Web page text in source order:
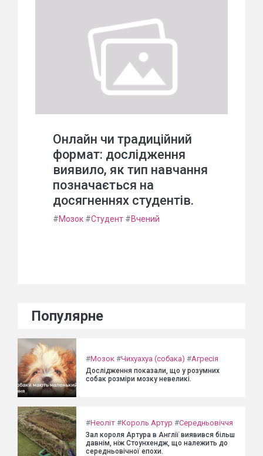
Онлайн чи традиційний
формат: дослідження
виявило, як тип навчання
позначається на
досягненнях студентів.
#Мозок #Студент #Вчений
Популярне
#Мозок #Чихуахуа (собака) #Агресія
Дослідження показали, що у розумних
собак розміри мозку невеликі.
#Неоліт #Король Артур #Середньовіччя
Зал короля Артура в Англії виявився більш
давнім, ніж Стоунхендж, що належить до
середньовічної епохи.